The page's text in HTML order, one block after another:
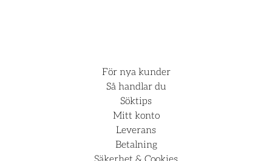
För nya kunder
Så handlar du
Söktips
Mitt konto
Leverans
Betalning